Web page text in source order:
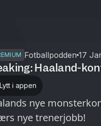
Fotballpodden 17
Haaland-
Lytt i appen
nye
nye trenerjobb!